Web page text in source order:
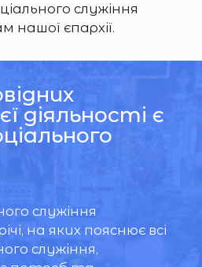
служіння
єпархії.
діяльності є
служіння
на яких пояснює всі
служіння,